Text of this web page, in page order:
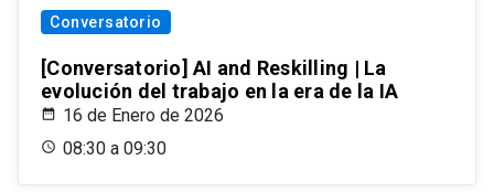
Conversatorio
[Conversatorio] AI and Reskilling | La
evolución del trabajo en la era de la IA
16 de Enero de 2026
08:30 a 09:30